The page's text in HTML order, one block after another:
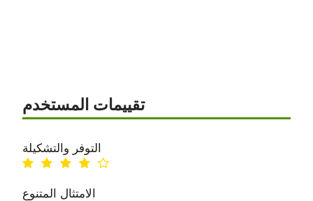
تقييمات المستخدم
التوفر والتشكيلة
الامتثال المتنوع